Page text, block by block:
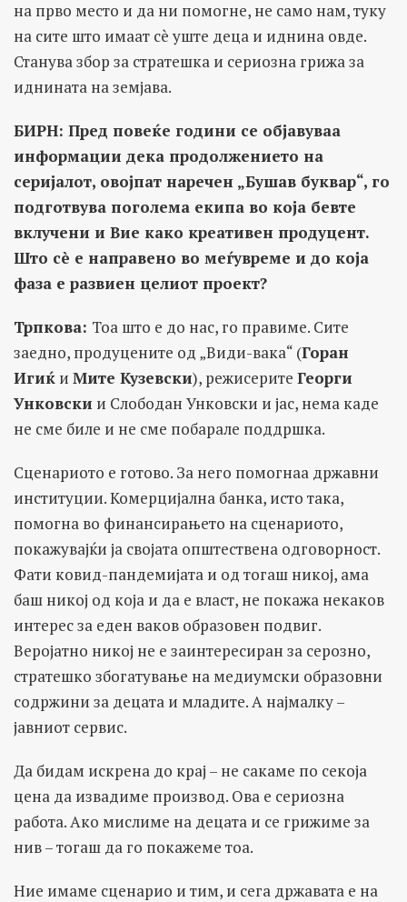
на прво место и да ни помогне, не само нам, туку
на сите што имаат сè уште деца и иднина овде.
Станува збор за стратешка и сериозна грижа за
иднината на земјава.
БИРН: Пред повеќе години се објавуваа
информации дека продолжението на
серијалот, овојпат наречен „Бушав буквар“, го
подготвува поголема екипа во која бевте
вклучени и Вие како креативен продуцент.
Што сè е направено во меѓувреме и до која
фаза е развиен целиот проект?
Трпкова: Тоа што е до нас, го правиме. Сите
заедно, продуцените од „Види-вака“ (Горан
Игиќ и Мите Кузевски), режисерите Георги
Унковски и Слободан Унковски и јас, нема каде
не сме биле и не сме побарале поддршка.
Сценариото е готово. За него помогнаа државни
институции. Комерцијална банка, исто така,
помогна во финансирањето на сценариото,
покажувајќи ја својата општествена одговорност.
Фати ковид-пандемијата и од тогаш никој, ама
баш никој од која и да е власт, не покажа некаков
интерес за еден ваков образовен подвиг.
Веројатно никој не е заинтересиран за серозно,
стратешко збогатување на медиумски образовни
содржини за децата и младите. А најмалку –
јавниот сервис.
Да бидам искрена до крај – не сакаме по секоја
цена да извадиме производ. Ова е сериозна
работа. Ако мислиме на децата и се грижиме за
нив – тогаш да го покажеме тоа.
Ние имаме сценарио и тим, и сега државата е на